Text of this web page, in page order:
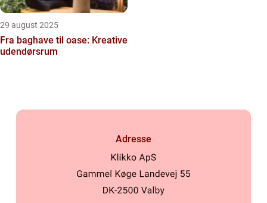
29 august 2025
Fra baghave til oase: Kreative
udendørsrum
Adresse